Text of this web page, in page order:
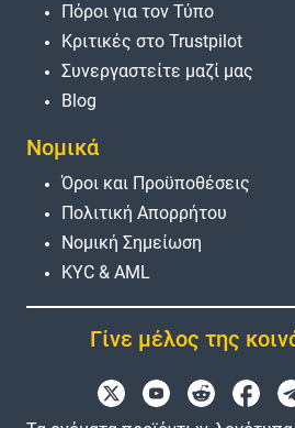
Πόροι για τον Τύπο
Κριτικές στο Trustpilot
Συνεργαστείτε μαζί μας
Blog
Νομικά
Όροι και Προϋποθέσεις
Πολιτική Απορρήτου
Νομική Σημείωση
KYC & AML
Γίνε μέλος της